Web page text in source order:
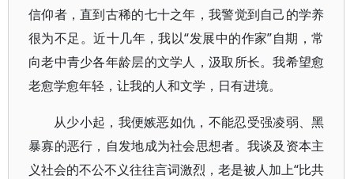
信仰者，直到古稀的七十之年，我警觉到自己的学养
很为不足。近十几年，我以“发展中的作家”自期，常
向老中青少各年龄层的文学人，汲取所长。我希望愈
老愈学愈年轻，让我的人和文学，日有进境。
从少小起，我便嫉恶如仇，不能忍受强凌弱、黑
暴寡的恶行，自发地成为社会思想者。我谈及资本主
义社会的不公不义往往言词激烈，老是被人加上“比共